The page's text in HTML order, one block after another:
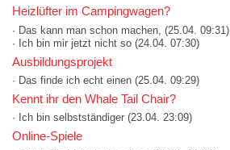
Heizlüfter im Campingwagen?
· Das kann man schon machen, (25.04. 09:31)
· Ich bin mir jetzt nicht so (24.04. 07:30)
Ausbildungsprojekt
· Das finde ich echt einen (25.04. 09:29)
Kennt ihr den Whale Tail Chair?
· Ich bin selbstständiger (23.04. 23:09)
Online-Spiele